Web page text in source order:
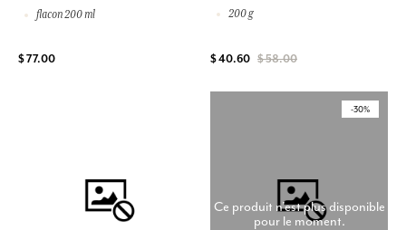
flacon 200 ml
$ 77.00
200 g
$ 40.60 $ 58.00
-30%
Ce produit n'est plus disponible
pour le moment.